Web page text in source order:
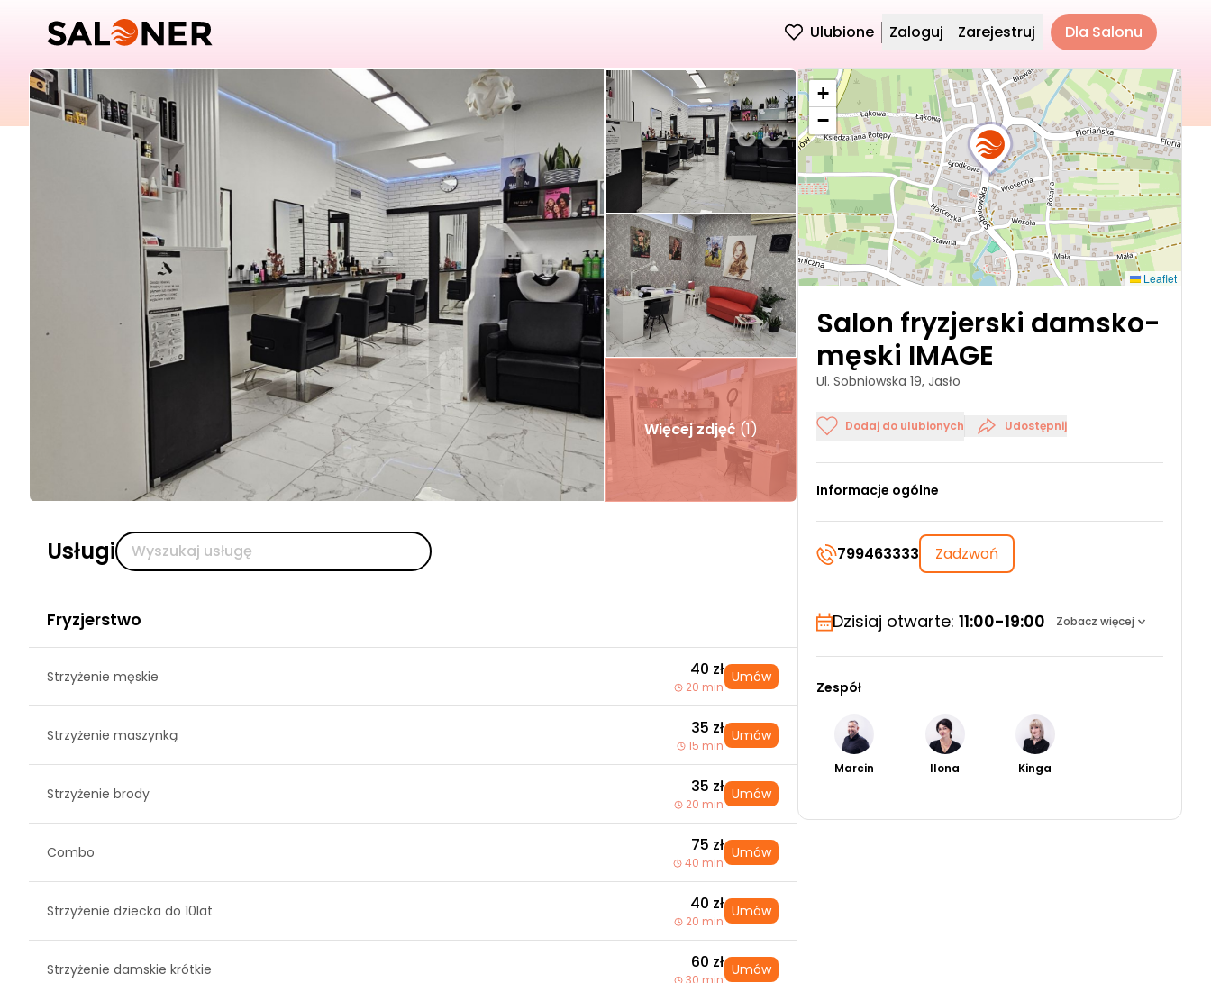
Ulubione Zaloguj Zarejestruj Dla Salonu
Więcej zdjęć(1)
Usługi
Fryzjerstwo
Strzyżenie męskie 40 zł
20 min
Umów
Strzyżenie maszynką 35 zł
15 min
Umów
Strzyżenie brody 35 zł
20 min
Umów
Combo 75 zł
40 min
Umów
Strzyżenie dziecka do 10lat 40 zł
20 min
Umów
Strzyżenie damskie krótkie 60 zł
30 min
Umów
+
−
Leaflet
Salon fryzjerski damsko-
męski IMAGE
Ul. Sobniowska 19, Jasło
Dodaj do ulubionych Udostępnij
Informacje ogólne
799463333 Zadzwoń
Dzisiaj otwarte:11:00-19:00 Zobacz więcej
Zespół
Marcin Ilona Kinga